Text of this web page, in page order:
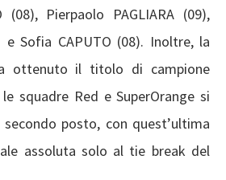
(08), Pierpaolo PAGLIARA (09),
e Sofia CAPUTO (08). Inoltre, la
ottenuto il titolo di campione
squadre Red e SuperOrange si
posto, con quest’ultima
assoluta solo al tie break del